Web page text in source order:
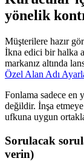
yönelik
Müşterilere hazır
İkna edici bir halka
markanız altında
Özel Alan Adı
Fonlama sadece en
değildir. İnşa etmeye
ufkuna uygun
Sorulacak
verin)